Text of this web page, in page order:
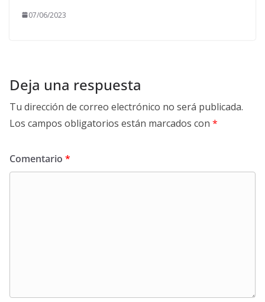
07/06/2023
Deja una respuesta
Tu dirección de correo electrónico no será publicada.
Los campos obligatorios están marcados con *
Comentario *